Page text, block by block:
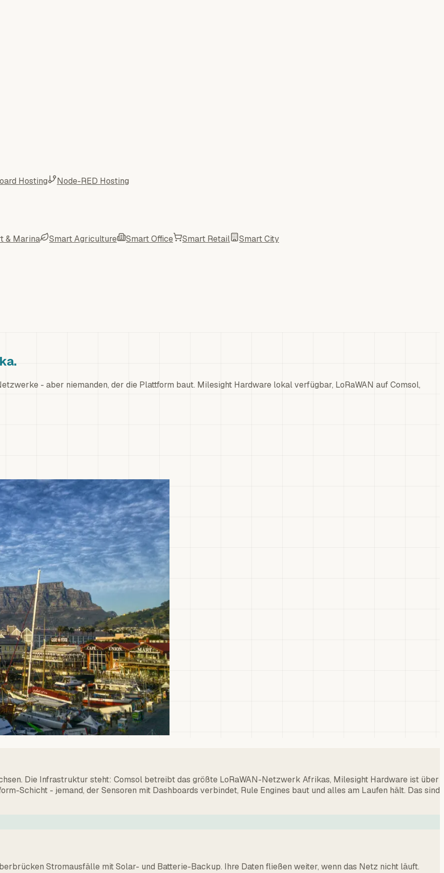
Hosting Node-RED Hosting
& Marina Smart Agriculture Smart Office Smart Retail
Smart City
- aber niemanden, der die Plattform baut. Milesight Hardware lokal verfügbar, LoRaWAN auf Comsol,
Die Infrastruktur steht: Comsol betreibt das größte LoRaWAN-Netzwerk Afrikas, Milesight Hardware ist über
Schicht - jemand, der Sensoren mit Dashboards verbindet, Rule Engines baut und alles am Laufen hält. Das sind
Stromausfälle mit Solar- und Batterie-Backup. Ihre Daten fließen weiter, wenn das Netz nicht läuft.